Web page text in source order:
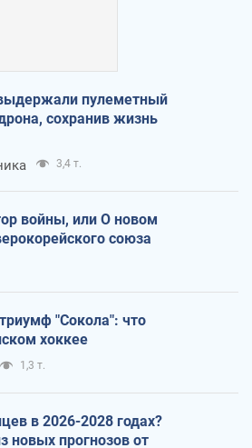
пулеметный
сохранив жизнь
3,4 т.
войны, или О новом
союза
"Сокола": что
хоккее
1,3 т.
в 2026-2028 годах?
новых прогнозов от